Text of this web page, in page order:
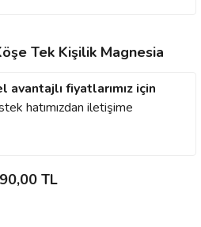
Tek Kişilik Magnesia
fiyatlarımız için
hatımızdan iletişime
TL